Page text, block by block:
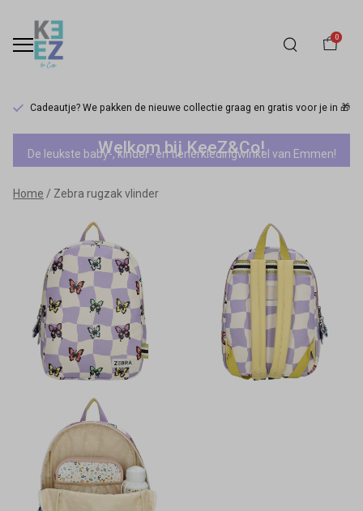
0
Cadeautje? We pakken de nieuwe collectie graag en gratis voor je in 🎁
Zebra
rugzak
vlinder
Keez&Co
Welkom bij KeeZ&Co!
De leukste baby-, kinder- en tienerkledingwinkel van Emmen!
Home Zebra rugzak vlinder